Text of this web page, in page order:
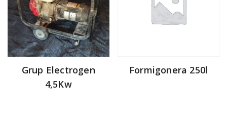
Grup Electrogen
4,5Kw
Formigonera 250l